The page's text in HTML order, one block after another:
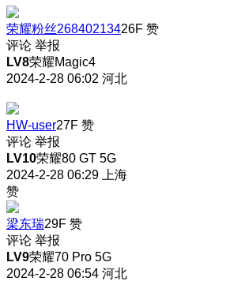
荣耀粉丝26840213426F 赞
评论 举报
LV8荣耀Magic4
2024-2-28 06:02 河北
HW-user27F 赞
评论 举报
LV10荣耀80 GT 5G
2024-2-28 06:29
上海
赞
梁东瑞29F 赞
评论 举报
LV9荣耀70 Pro 5G
2024-2-28 06:54 河北